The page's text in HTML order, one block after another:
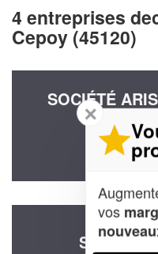
4 entreprises
Cepoy (45120)
SOCIÉTÉ
24
SOCIÉTÉ
✕
vos